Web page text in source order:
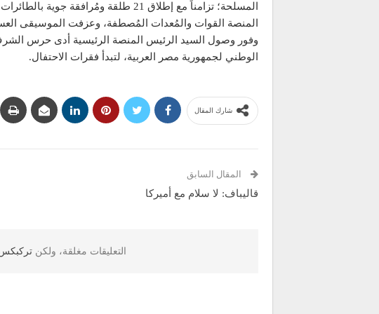
المسلحة؛ تزامناً مع إطلاق 21 طلقة
المنصة القوات والمُعدات المُصطفة، وعزفت الموسيقى
وفور وصول السيد الرئيس المنصة الرئيسية أدى حرس
الوطني لجمهورية مصر العربية، لتبدأ فقرات الاحتفال.
شارك المقال
المقال السابق
قاليباف: لا سلام مع أميركا
التعليقات مغلقة، ولكن